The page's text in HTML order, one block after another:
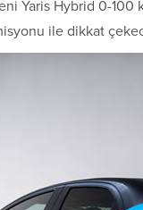
Yaris Hybrid 0-100
ile dikkat